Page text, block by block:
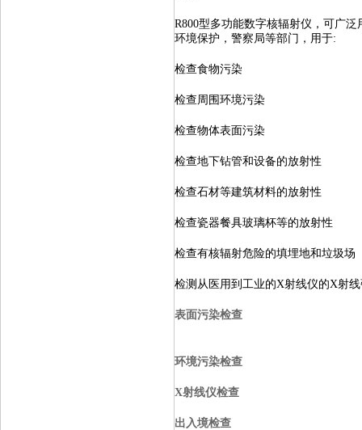
R800型多功能数字核辐射仪，可广
环境保护，警察局等部门，用于:
检查食物污染
检查周围环境污染
检查物体表面污染
检查地下钻管和设备的放射性
检查石材等建筑材料的放射性
检查瓷器餐具玻璃杯等的放射性
检查有核辐射危险的填埋地和垃圾场
检测从医用到工业的X射线仪的X射
表面污染检查
环境污染检查
X射线仪检查
出入境检查